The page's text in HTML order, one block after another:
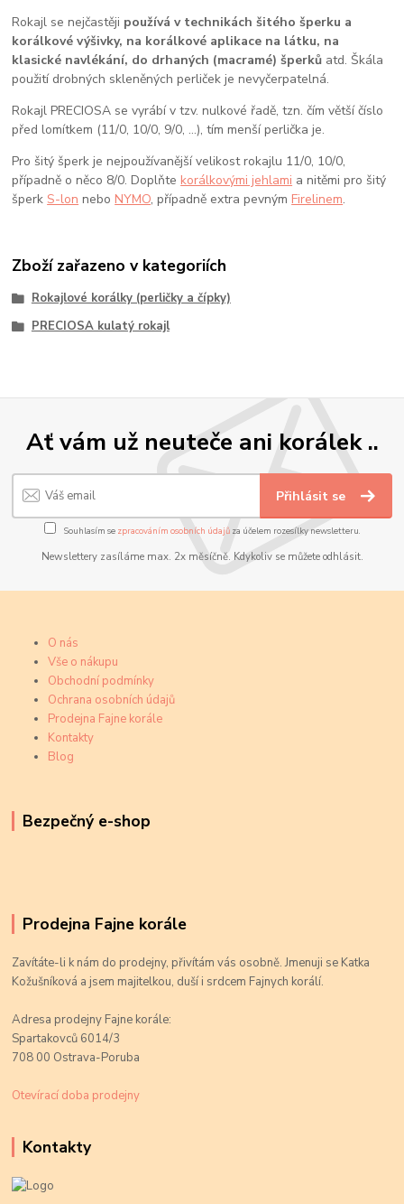
Rokajl se nejčastěji používá v technikách šitého šperku a
korálkové výšivky, na korálkové aplikace na látku, na
klasické navlékání, do drhaných (macramé) šperků atd. Škála
použití drobných skleněných perliček je nevyčerpatelná.
Rokajl PRECIOSA se vyrábí v tzv. nulkové řadě, tzn. čím větší číslo
před lomítkem (11/0, 10/0, 9/0, …), tím menší perlička je.
Pro šitý šperk je nejpoužívanější velikost rokajlu 11/0, 10/0,
případně o něco 8/0. Doplňte korálkovými jehlami a nitěmi pro šitý
šperkS-lon nebo NYMO, případně extra pevným Firelinem.
Zboží zařazeno v kategoriích
Rokajlové korálky (perličky a čípky)
PRECIOSA kulatý rokajl
Ať vám už neuteče ani korálek ..
Přihlásit se
Souhlasím se zpracováním osobních údajůza účelem rozesílky newsletteru.
Newslettery zasíláme max. 2x měsíčně. Kdykoliv se můžete odhlásit.
O nás
Vše o nákupu
Obchodní podmínky
Ochrana osobních údajů
Prodejna Fajne korále
Kontakty
Blog
Bezpečný e-shop
Prodejna Fajne korále
Zavítáte-li k nám do prodejny, přivítám vás osobně. Jmenuji se Katka
Kožušníková a jsem majitelkou, duší i srdcem Fajnych korálí.
Adresa prodejny Fajne korále:
Spartakovců 6014/3
708 00 Ostrava-Poruba
Otevírací doba prodejny
Kontakty